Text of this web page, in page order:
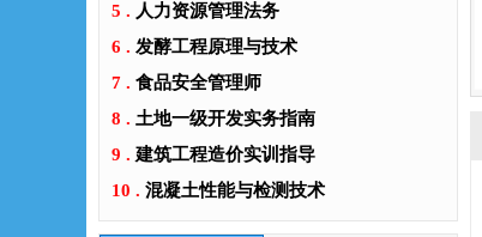
5 . 人力资源管理法务
6 . 发酵工程原理与技术
7 . 食品安全管理师
8 . 土地一级开发实务指南
9 . 建筑工程造价实训指导
10 . 混凝土性能与检测技术